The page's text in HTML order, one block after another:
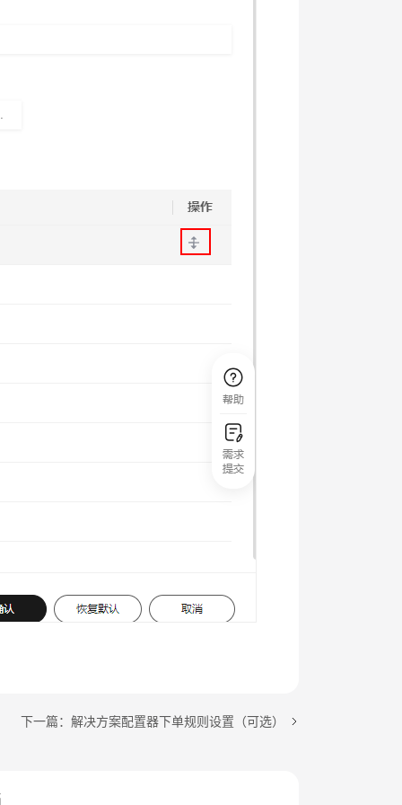
下一篇：解决方案配置器下单规则设置（可选）